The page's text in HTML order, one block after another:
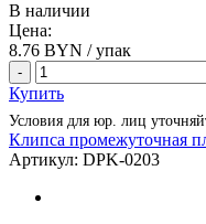
В наличии
Цена:
8.76 BYN / упак
-
Купить
Условия для юр. лиц
Клипса промежуточная
Артикул: DPK-0203